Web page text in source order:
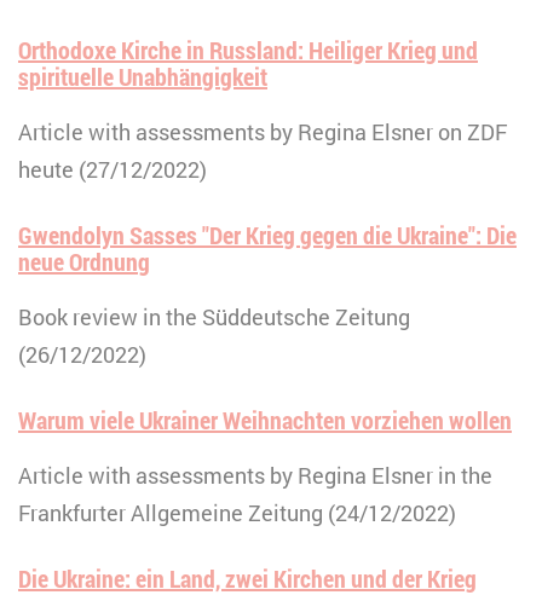
Orthodoxe Kirche in Russland: Heiliger Krieg und
spirituelle Unabhängigkeit
Article with assessments by Regina Elsner on ZDF
heute (27/12/2022)
Gwendolyn Sasses "Der Krieg gegen die Ukraine": Die
neue Ordnung
Book review in the Süddeutsche Zeitung
(26/12/2022)
Warum viele Ukrainer Weihnachten vorziehen wollen
Article with assessments by Regina Elsner in the
Frankfurter Allgemeine Zeitung (24/12/2022)
Die Ukraine: ein Land, zwei Kirchen und der Krieg